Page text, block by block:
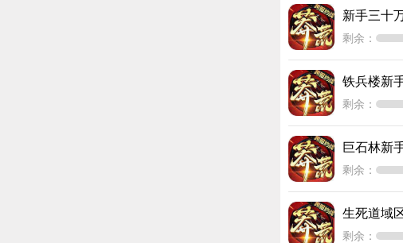
新手三十
剩余：
铁兵楼新
剩余：
巨石林新
剩余：
生死道域
剩余：